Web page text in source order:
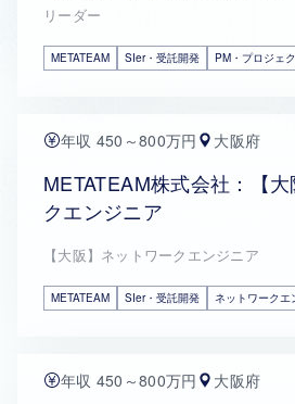
リーダー
METATEAM SIer・受託開発 PM・プロジェ
年収 450～800万円 大阪府
METATEAM株式会社：【
クエンジニア
【大阪】ネットワークエンジニア
METATEAM SIer・受託開発 ネットワークエ
年収 450～800万円 大阪府